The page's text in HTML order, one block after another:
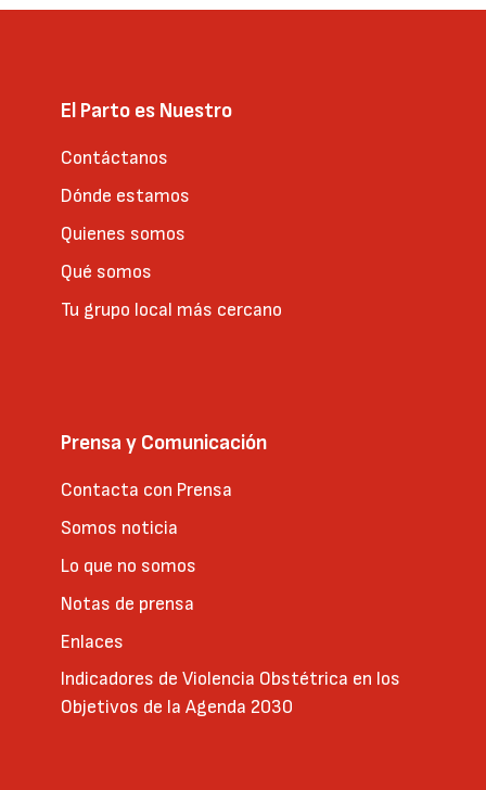
El Parto es Nuestro
Contáctanos
Dónde estamos
Quienes somos
Qué somos
Tu grupo local más cercano
Prensa y Comunicación
Contacta con Prensa
Somos noticia
Lo que no somos
Notas de prensa
Enlaces
Indicadores de Violencia Obstétrica en los
Objetivos de la Agenda 2030